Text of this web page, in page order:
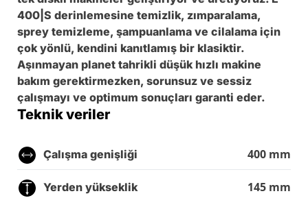
400|S derinlemesine temizlik, zımparalama,
sprey temizleme, şampuanlama ve cilalama için
çok yönlü, kendini kanıtlamış bir klasiktir.
Aşınmayan planet tahrikli düşük hızlı makine
bakım gerektirmezken, sorunsuz ve sessiz
çalışmayı ve optimum sonuçları garanti eder.
Teknik veriler
Çalışma genişliği 400 mm
Yerden yükseklik 145 mm